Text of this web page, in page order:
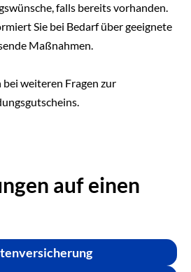
falls bereits vorhanden.
Sie bei Bedarf über geeignete
Maßnahmen.
weiteren Fragen zur
auf einen